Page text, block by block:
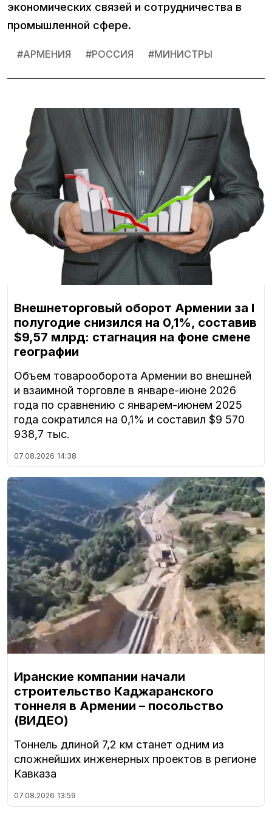
экономических связей и сотрудничества в
промышленной сфере.
#АРМЕНИЯ #РОССИЯ #МИНИСТРЫ
Внешнеторговый оборот Армении за I
полугодие снизился на 0,1%, составив
$9,57 млрд: стагнация на фоне смене
географии
Объем товарооборота Армении во внешней
и взаимной торговле в январе-июне 2026
года по сравнению с январем-июнем 2025
года сократился на 0,1% и составил $9 570
938,7 тыс.
07.08.2026 14:38
Иранские компании начали
строительство Каджаранского
тоннеля в Армении – посольство
(ВИДЕО)
Тоннель длиной 7,2 км станет одним из
сложнейших инженерных проектов в регионе
Кавказа
07.08.2026 13:59